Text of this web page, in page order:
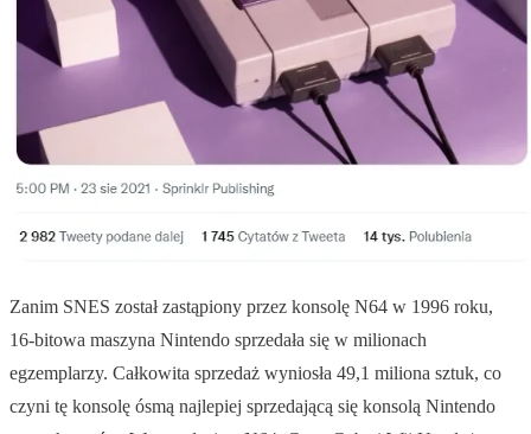
Zanim SNES został zastąpiony przez konsolę N64 w 1996 roku,
16-bitowa maszyna Nintendo sprzedała się w milionach
egzemplarzy. Całkowita sprzedaż wyniosła 49,1 miliona sztuk, co
czyni tę konsolę ósmą najlepiej sprzedającą się konsolą Nintendo